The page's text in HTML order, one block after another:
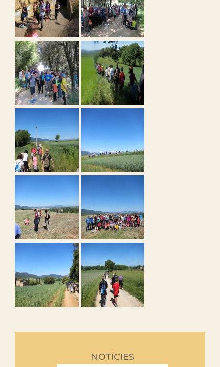
NOTÍCIES